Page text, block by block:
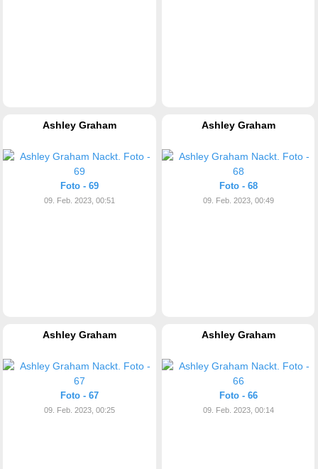
Ashley Graham
Foto - 69
09. Feb. 2023, 00:51
Ashley Graham
Foto - 68
09. Feb. 2023, 00:49
Ashley Graham
Foto - 67
09. Feb. 2023, 00:25
Ashley Graham
Foto - 66
09. Feb. 2023, 00:14